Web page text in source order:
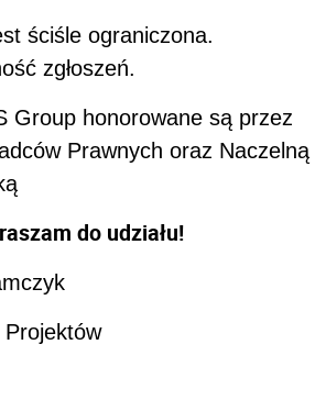
ściśle ograniczona.
zgłoszeń.
Group honorowane są przez
Prawnych oraz Naczelną
do udziału!
Projektów